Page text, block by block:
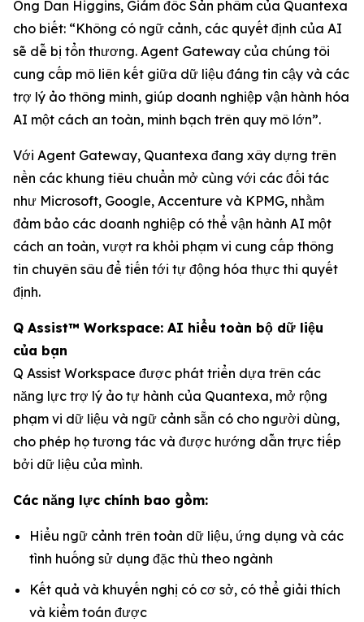
Ông Dan Higgins, Giám đốc Sản phẩm của Quantexa
cho biết: “Không có ngữ cảnh, các quyết định của AI
sẽ dễ bị tổn thương. Agent Gateway của chúng tôi
cung cấp mô liên kết giữa dữ liệu đáng tin cậy và các
trợ lý ảo thông minh, giúp doanh nghiệp vận hành hóa
AI một cách an toàn, minh bạch trên quy mô lớn”.
Với Agent Gateway, Quantexa đang xây dựng trên
nền các khung tiêu chuẩn mở cùng với các đối tác
như Microsoft, Google, Accenture và KPMG, nhằm
đảm bảo các doanh nghiệp có thể vận hành AI một
cách an toàn, vượt ra khỏi phạm vi cung cấp thông
tin chuyên sâu để tiến tới tự động hóa thực thi quyết
định.
Q Assist™ Workspace: AI hiểu toàn bộ dữ liệu
của bạn
Q Assist Workspace được phát triển dựa trên các
năng lực trợ lý ảo tự hành của Quantexa, mở rộng
phạm vi dữ liệu và ngữ cảnh sẵn có cho người dùng,
cho phép họ tương tác và được hướng dẫn trực tiếp
bởi dữ liệu của mình.
Các năng lực chính bao gồm:
Hiểu ngữ cảnh trên toàn dữ liệu, ứng dụng và các
tình huống sử dụng đặc thù theo ngành
Kết quả và khuyến nghị có cơ sở, có thể giải thích
và kiểm toán được